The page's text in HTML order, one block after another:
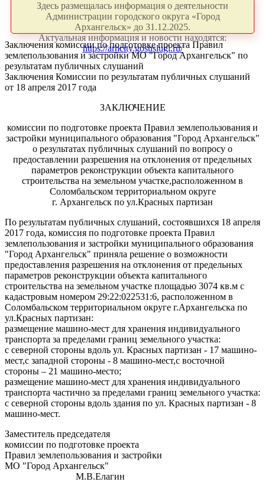
Здесь размещалась информация о деятельности
Администрации городского округа «Город
Архангельск» до 31.12.2025.
Актуальная информация и новости находятся:
https://arhcity.gosuslugi.ru/
Заключения комиссии по подготовке проекта Правил
землепользования и застройки МО "Город Архангельск" по
результатам публичных слушаний
Заключения Комиссии по результатам публичных слушаний
от 18 апреля 2017 года
ЗАКЛЮЧЕНИЕ
комиссии по подготовке проекта Правил землепользования и
застройки муниципального образования "Город Архангельск"
о результатах публичных слушаний по вопросу о
предоставлении разрешения на отклонения от предельных
параметров реконструкции объекта капитального
строительства на земельном участке,расположенном в
Соломбальском территориальном округе
г. Архангельск по ул.Красных партизан
По результатам публичных слушаний, состоявшихся 18 апреля
2017 года, комиссия по подготовке проекта Правил
землепользования и застройки муниципального образования
"Город Архангельск" приняла решение о возможности
предоставления разрешения на отклонения от предельных
параметров реконструкции объекта капитального
строительства на земельном участке площадью 3074 кв.м с
кадастровым номером 29:22:022531:6, расположенном в
Соломбальском территориальном округе г.Архангельска по
ул.Красных партизан:
размещение машино-мест для хранения индивидуального
транспорта за пределами границ земельного участка:
с северной стороны вдоль ул. Красных партизан - 17 машино-
мест,с западной стороны - 8 машино-мест,с восточной
стороны – 21 машино-место;
размещение машино-мест для хранения индивидуального
транспорта частично за пределами границ земельного участка:
с северной стороны вдоль здания по ул. Красных партизан - 8
машино-мест.
Заместитель председателя
комиссии по подготовке проекта
Правил землепользования и застройки
МО "Город Архангельск"
М.В.Елагин